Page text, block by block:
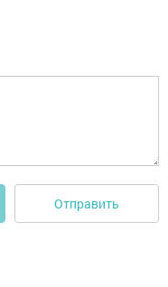
Отправить